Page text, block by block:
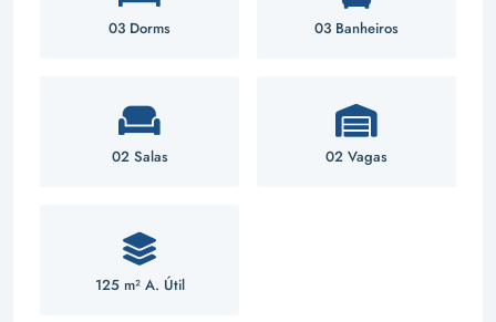
03 Dorms 03 Banheiros
02 Salas 02 Vagas
125 m² A. Útil